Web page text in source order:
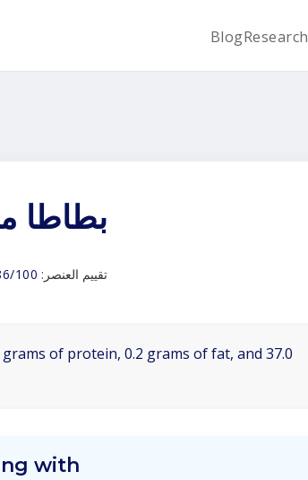
BlogResearch
بطاطا
تقييم العنصر: 100
of protein, 0.2 grams of fat, and 37.0
with